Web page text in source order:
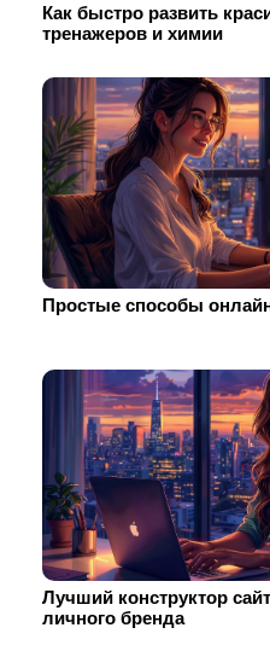
Как быстро развить
тренажеров и химии
Простые способы
Лучший конструктор
личного бренда